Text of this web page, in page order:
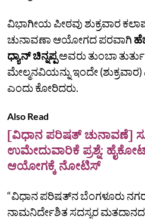
ವಿಭಾಗೀಯ ಪೀಠವು ಶುಕ್ರವಾರ
ಚುನಾವಣಾ ಆಯೋಗದ ಪರವಾಗಿ
ಧ್ಯಾನ್‌ ಚಿನ್ನಪ್ಪಅವರು ತುಂಬಾ
ಮೇಲ್ಮನವಿಯನ್ನು ಇಂದೇ
ಎಂದು ಕೋರಿದರು.
Also Read
[ವಿಧಾನ ಪರಿಷತ್‌ ಚುನಾವಣೆ]
ಉಮೇದುವಾರಿಕೆ ಪ್ರಶ್ನೆ:
ಆಯೋಗಕ್ಕೆ ನೋಟಿಸ್‌
“ವಿಧಾನ ಪರಿಷತ್‌ನ ಬೆಂಗಳೂರು ನಗರ
ನಾಮನಿರ್ದೇಶಿತ ಸದಸ್ಯರ ಮತದಾನದ